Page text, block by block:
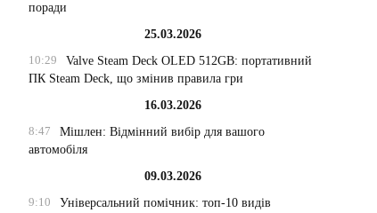
поради
25.03.2026
10:29
Valve Steam Deck OLED 512GB: портативний
ПК Steam Deck, що змінив правила гри
16.03.2026
8:47
Мішлен: Відмінний вибір для вашого
автомобіля
09.03.2026
9:10
Універсальний помічник: топ-10 видів